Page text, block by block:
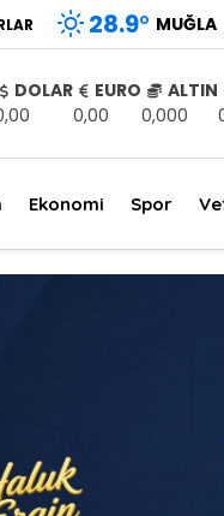
28.9° MUĞLA
DOLAR
EURO
0,00
ALTIN
0,000
Ekonomi Spor